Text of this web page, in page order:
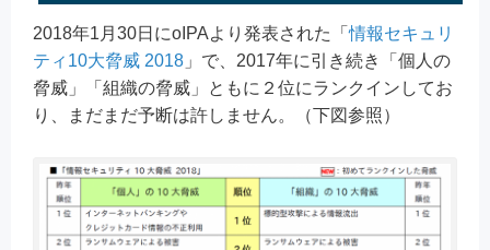
2018年1月30日にoIPAより発表された「情報セキュリ
ティ10大脅威 2018 」で、2017年に引き続き「個人の
脅威」「組織の脅威」ともに２位にランクインしてお
り、まだまだ予断は許しません。（下図参照）